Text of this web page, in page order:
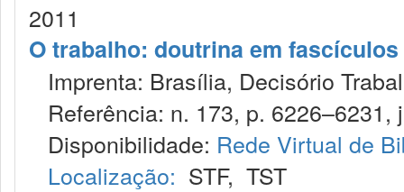
2011
O trabalho: doutrina em
Imprenta: Brasília, Decisório
Referência: n. 173, p. 6226–6231,
Disponibilidade: Rede Virtual de
Localização: STF, TST